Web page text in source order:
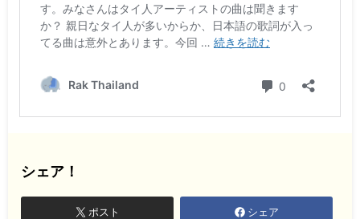
シェア！
ポスト シェア